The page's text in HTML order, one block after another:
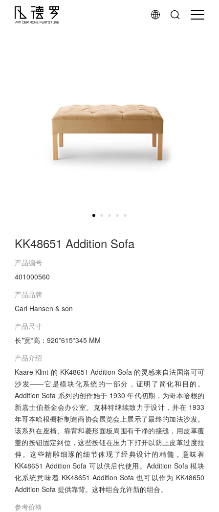
KK48651 Addition Sofa
产品编号
401000560
产品品牌
Carl Hansen & son
产品尺寸
长*宽*高：920*615*345 MM
产品介绍
Kaare Klint 的 KK48651 Addition Sofa 的灵感来自法国洛可可
沙发——它是模块化系统的一部分，证明了简化和目的。
Addition Sofa 系列的创作始于 1930 年代初期，为哥本哈根的
新嘉士伯基金会办公室。克林特继续致力于设计，并在 1933
年哥本哈根橱柜制造商协会展览会上展示了最终的加法沙发。
该系列在座椅、靠背和菱形面板周围有干净的接缝，用皮革覆
盖的按钮固定到位，这些按钮在压力下打开以防止皮革过度拉
伸。这些精雕细琢的细节体现了经典设计的精髓，意味着
KK48651 Addition Sofa 可以供后代使用。Addition Sofa 模块
化系统意味着 KK48651 Addition Sofa 也可以作为 KK48650
Addition Sofa 提供靠背。这种组合允许新的组合。
参考价格